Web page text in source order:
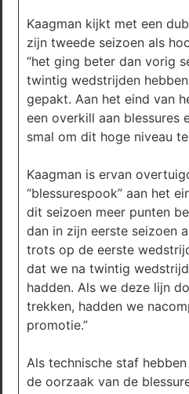
Kaagman kijkt met een
zijn tweede seizoen als
“het ging beter dan vorig
twintig wedstrijden
gepakt. Aan het eind van
een overkill aan blessures
smal om dit hoge niveau
Kaagman is ervan
“blessurespook” aan het
dit seizoen meer punten
dan in zijn eerste seizoen
trots op de eerste
dat we na twintig
hadden. Als we deze lijn
trekken, hadden we
promotie.”
Als technische staf
de oorzaak van de